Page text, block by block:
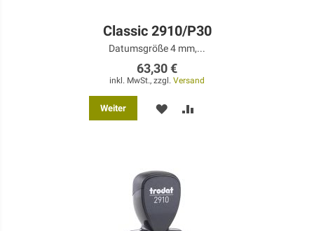
Classic 2910/P30
Datumsgröße 4 mm,...
63,30 €
inkl. MwSt., zzgl. Versand
Weiter MERKEN